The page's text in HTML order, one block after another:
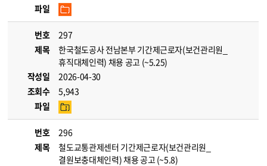
파일
번호
297
제목
한국철도공사 전남본부 기간제근로자(보건관리원_
휴직대체인력) 채용 공고 (~5.25)
작성일
2026-04-30
조회수
5,943
파일
번호
296
제목
철도교통관제센터 기간제근로자(보건관리원_
결원보충대체인력) 채용 공고 (~5.8)